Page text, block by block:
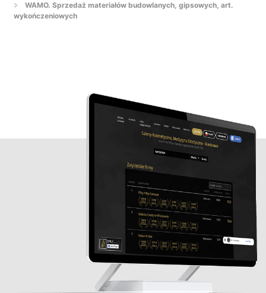
WAMO. Sprzedaż materiałów budowlanych, gipsowych, art.
wykończeniowych